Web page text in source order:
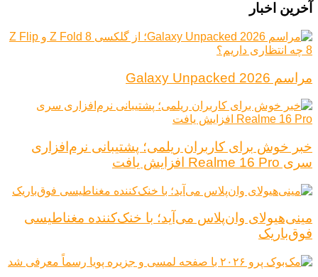
آخرین اخبار
مراسم Galaxy Unpacked 2026
خبر خوش برای کاربران ریلمی؛ پشتیبانی نرم‌افزاری
سری Realme 16 Pro افزایش یافت
مینی‌هیولای وان‌پلاس می‌آید؛ با خنک‌کننده مغناطیسی
فوق‌باریک